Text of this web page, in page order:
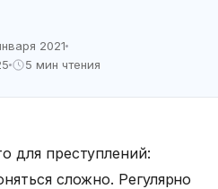
2021
5 мин чтения
для преступлений:
сложно. Регулярно